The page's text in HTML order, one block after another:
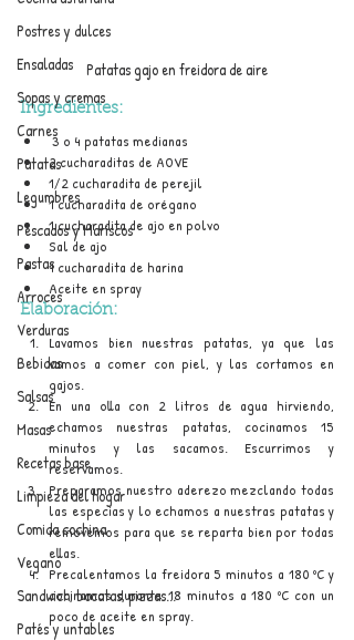
Postres y dulces
Ensaladas
Sopas y cremas
Carnes
Patatas
Legumbres
Pescados y Mariscos
Pastas
Arroces
Verduras
Bebidas
Salsas
Masas
Recetas base
Limpieza del hogar
Comida cochina
Vegano
Sandwich, bocatas, pizzas...
Patés y untables
Patatas gajo en freidora de aire
Ingredientes:
3 o 4 patatas medianas
2 cucharaditas de AOVE
1/2 cucharadita de perejil
1 cucharadita de orégano
1 cucharadita de ajo en polvo
Sal de ajo
1 cucharadita de harina
Aceite en spray
Elaboración:
Lavamos bien nuestras patatas, ya que las
vamos a comer con piel, y las cortamos en
gajos.
En una olla con 2 litros de agua hirviendo,
echamos nuestras patatas, cocinamos 15
minutos y las sacamos. Escurrimos y
reservamos.
Preparamos nuestro aderezo mezclando todas
las especias y lo echamos a nuestras patatas y
removemos para que se reparta bien por todas
ellas.
Precalentamos la freidora 5 minutos a 180 ºC y
cocinamos durante 18 minutos a 180 ºC con un
poco de aceite en spray.